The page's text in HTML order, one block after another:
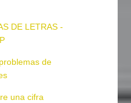
DE LETRAS -
de
una cifra